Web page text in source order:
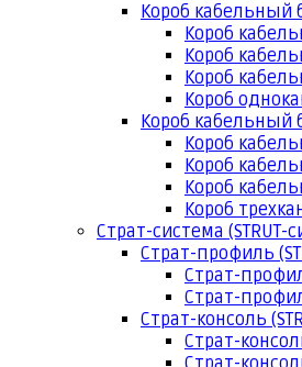
Короб
Короб
Короб
Короб
Короб
Короб кабельный
Короб
Короб
Короб
Короб
Страт-система (STRUT-
Страт-профиль
Страт-
Страт-
Страт-консоль
Страт-